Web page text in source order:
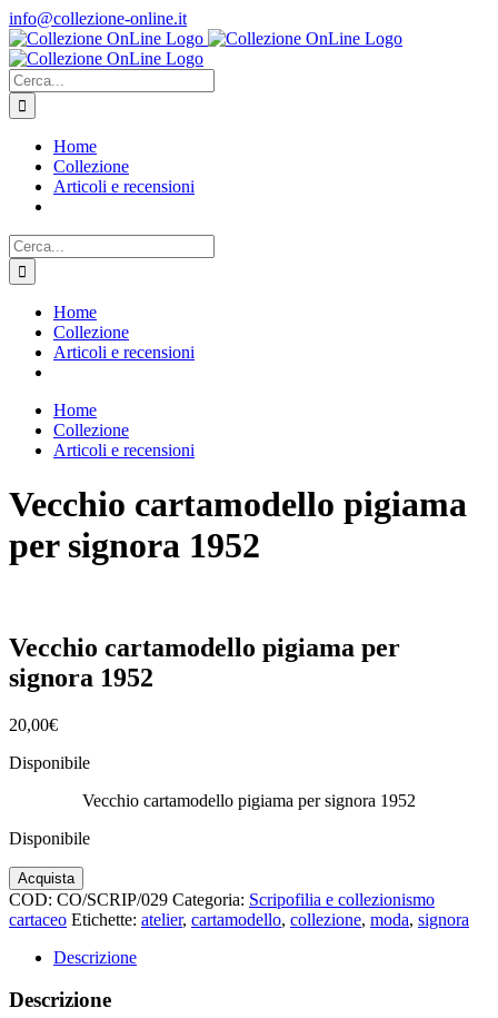
Salta
al
contenuto
info@collezione-online.it
Cerca
per:
Home
Collezione
Articoli e recensioni
Cerca
per:
Home
Collezione
Articoli e recensioni
Home
Collezione
Articoli e recensioni
Vecchio cartamodello pigiama
per signora 1952
Vecchio cartamodello pigiama per
signora 1952
20,00€
Disponibile
Vecchio cartamodello pigiama per signora 1952
Disponibile
Vecchio
cartamodello
pigiama
signora
quantità
Acquista
COD: CO/SCRIP/029 Categoria: Scripofilia e collezionismo
cartaceo Etichette: atelier, cartamodello, collezione, moda, signora
Descrizione
Descrizione